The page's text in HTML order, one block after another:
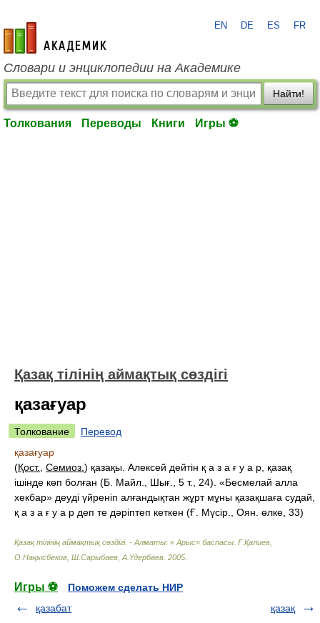
academic.ru
EN DE ES FR
Словари и энциклопедии на Академике
Найти!
Толкования Переводы Книги Игры ⚽
Қазақ тілінің аймақтық сөздігі
қазағуар
Толкование
Перевод
қазағуар
(Қост. Семиоз. ) қазақы. Алексей дейтін қ а з а ғ у а р, қазақ
ішінде көп болған (Б. Майл., Шығ., 5 т., 24). «Бесмелай алла
хекбар» деуді үйреніп алғандықтан жұрт мұны қазақшаға судай,
қ а з а ғ у а р деп те дәріптеп кеткен (Ғ. Мүсір., Оян. өлке, 33)
Қазақ тілінің аймақтық сөздігі. - Алматы: « Арыс» баспасы Ғ.Қалиев,
О.Нақысбеков, Ш.Сарыбаев, А.Үдербаев 2005
Игры ⚽
Поможем сделать НИР
қазабат
қазақ